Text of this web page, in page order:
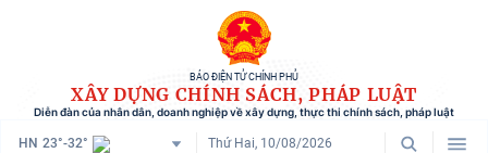
BÁO ĐIỆN TỬ CHÍNH PHỦ
XÂY DỰNG CHÍNH SÁCH, PHÁP LUẬT
Diễn đàn của nhân dân, doanh nghiệp về xây dựng, thực thi chính sách, pháp luật
HN 23°-32° Thứ Hai, 10/08/2026